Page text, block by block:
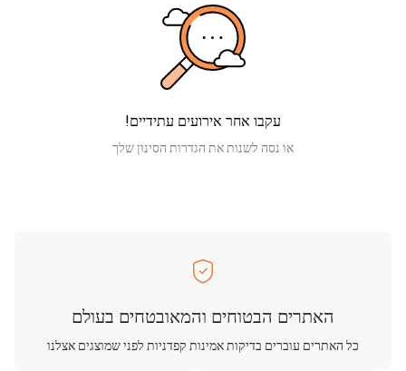
עקבו אחר אירועים עתידיים!
או נסה לשנות את הגדרות הסינון שלך
האתרים הבטוחים והמאובטחים בעולם
כל האתרים עוברים בדיקות אמינות קפדניות לפני שמוצגים אצלנו